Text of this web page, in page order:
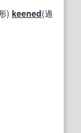
) keened(過